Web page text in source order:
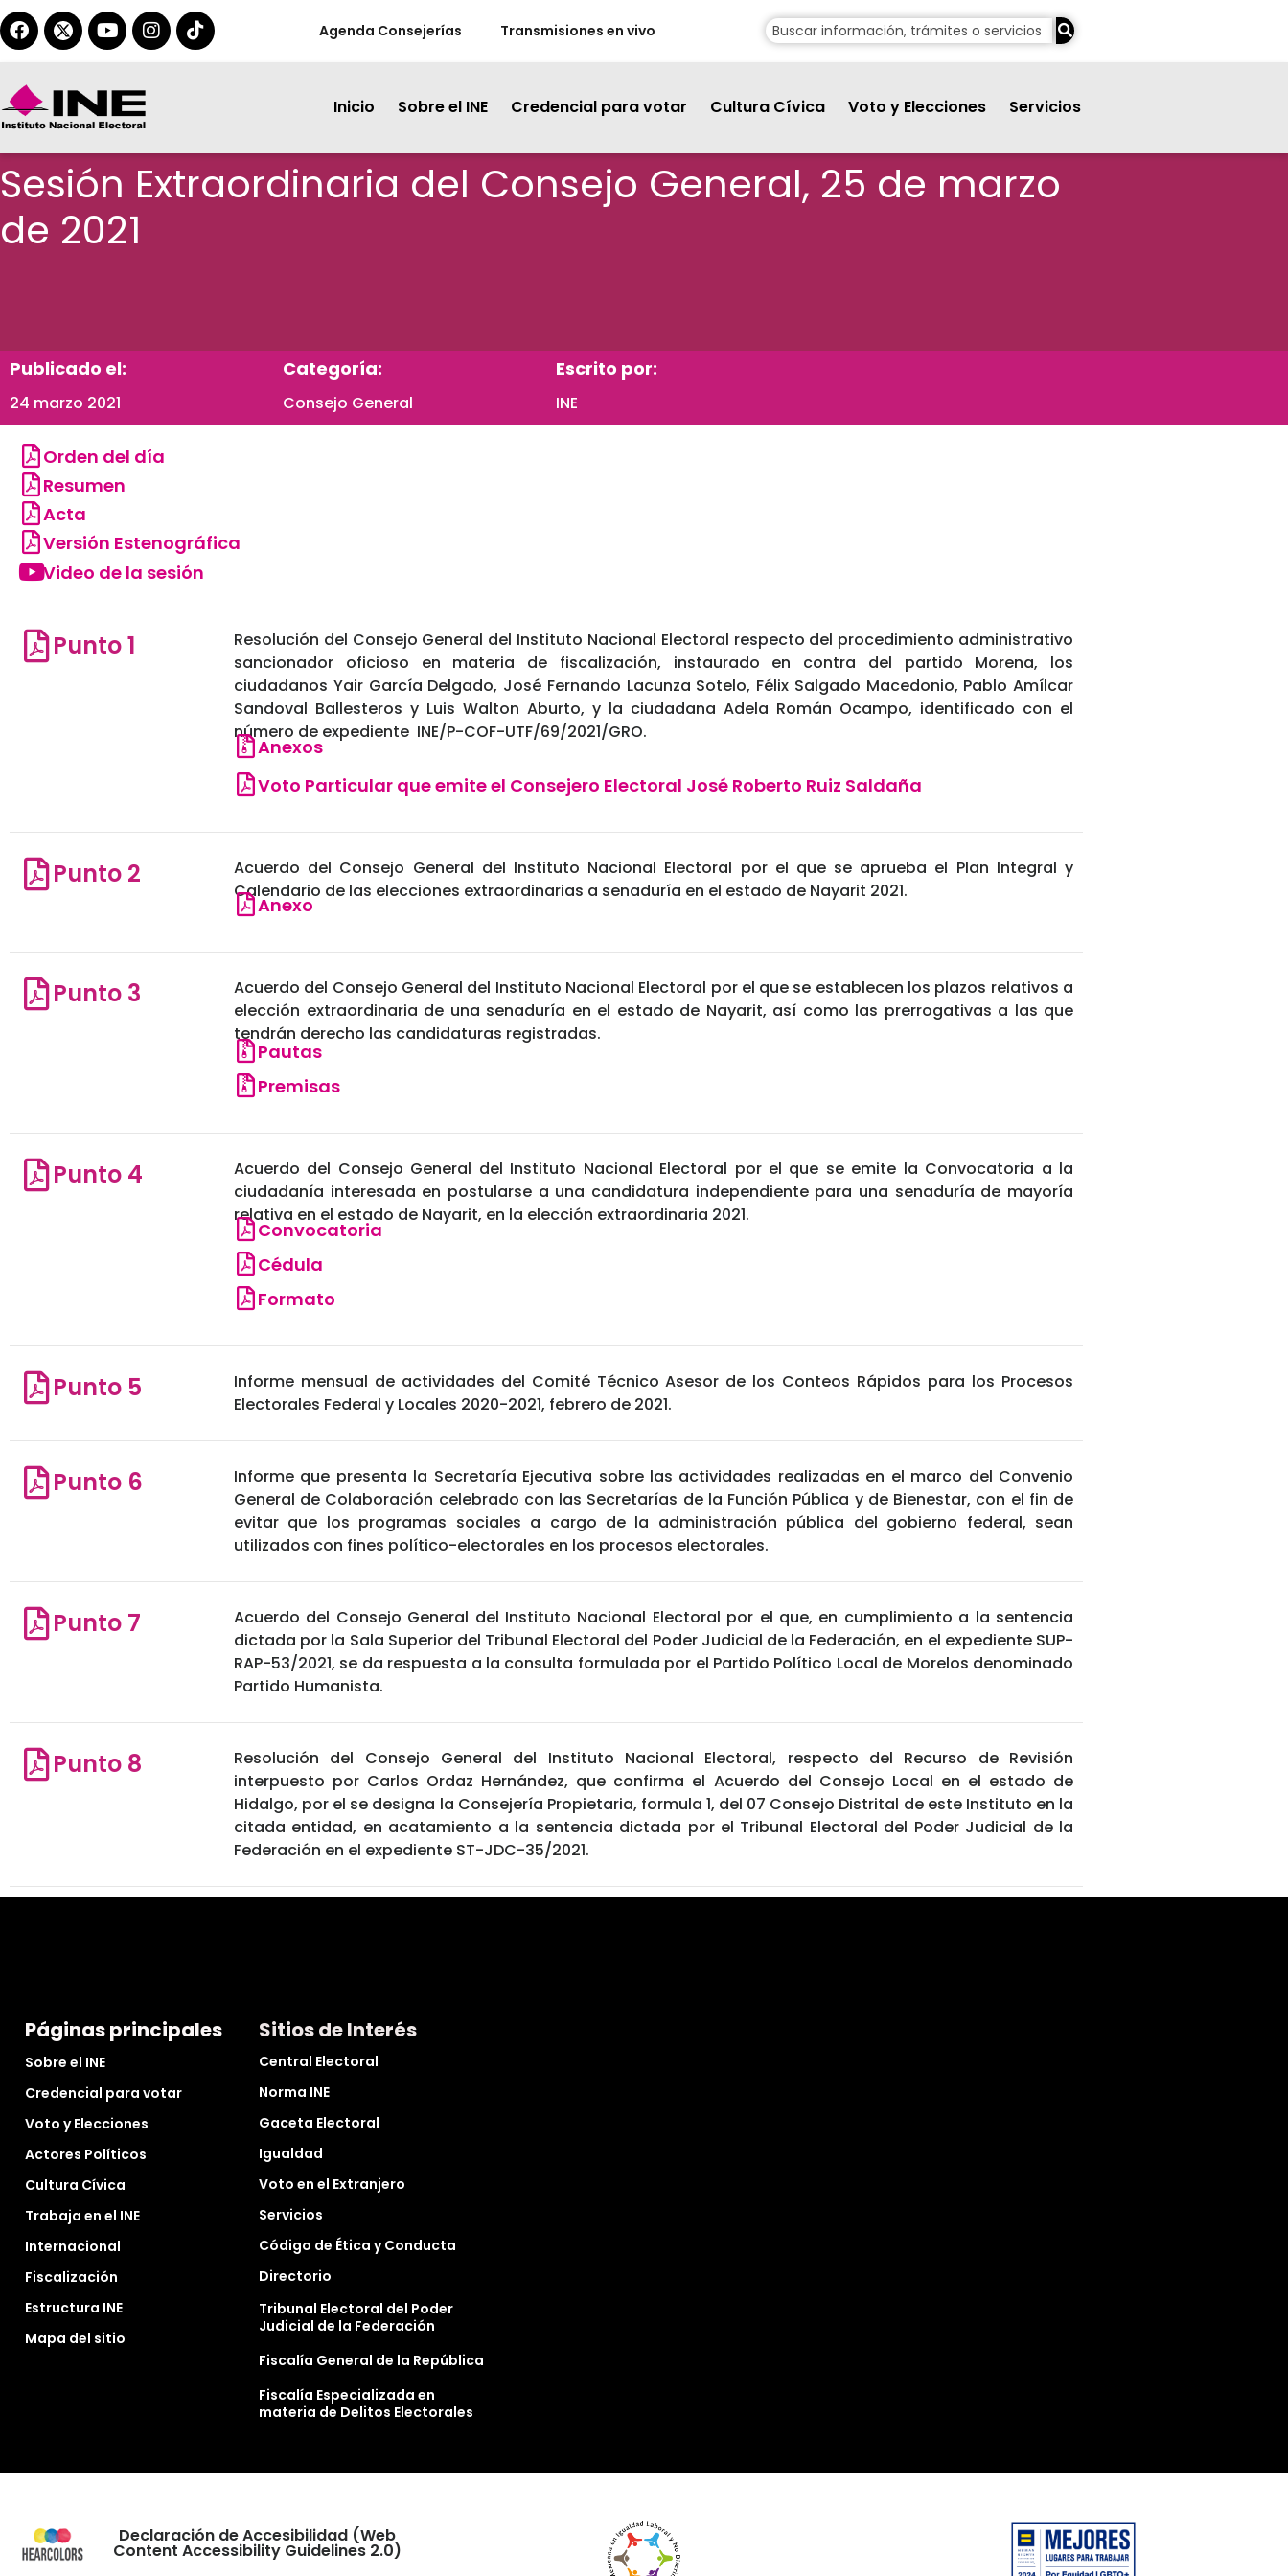
Agenda Consejerías Transmisiones en vivo
Inicio Sobre el INE Credencial para votar Cultura Cívica Voto y Elecciones Servicios
Sesión Extraordinaria del Consejo General, 25 de marzo
de 2021
Publicado el:
24 marzo 2021
Categoría:
Consejo General
Escrito por:
INE
Orden del día
Resumen
Acta
Versión Estenográfica
Video de la sesión
Punto 1
Resolución del Consejo General del Instituto Nacional Electoral respecto del procedimiento administrativo
sancionador oficioso en materia de fiscalización, instaurado en contra del partido Morena, los
ciudadanos Yair García Delgado, José Fernando Lacunza Sotelo, Félix Salgado Macedonio, Pablo Amílcar
Sandoval Ballesteros y Luis Walton Aburto, y la ciudadana Adela Román Ocampo, identificado con el
número de expediente INE/P-COF-UTF/69/2021/GRO.
Anexos
Voto Particular que emite el Consejero Electoral José Roberto Ruiz Saldaña
Punto 2
Acuerdo del Consejo General del Instituto Nacional Electoral por el que se aprueba el Plan Integral y
Calendario de las elecciones extraordinarias a senaduría en el estado de Nayarit 2021.
Anexo
Punto 3
Acuerdo del Consejo General del Instituto Nacional Electoral por el que se establecen los plazos relativos a
elección extraordinaria de una senaduría en el estado de Nayarit, así como las prerrogativas a las que
tendrán derecho las candidaturas registradas.
Pautas
Premisas
Punto 4
Acuerdo del Consejo General del Instituto Nacional Electoral por el que se emite la Convocatoria a la
ciudadanía interesada en postularse a una candidatura independiente para una senaduría de mayoría
relativa en el estado de Nayarit, en la elección extraordinaria 2021.
Convocatoria
Cédula
Formato
Punto 5
Informe mensual de actividades del Comité Técnico Asesor de los Conteos Rápidos para los Procesos
Electorales Federal y Locales 2020-2021, febrero de 2021.
Punto 6
Informe que presenta la Secretaría Ejecutiva sobre las actividades realizadas en el marco del Convenio
General de Colaboración celebrado con las Secretarías de la Función Pública y de Bienestar, con el fin de
evitar que los programas sociales a cargo de la administración pública del gobierno federal, sean
utilizados con fines político-electorales en los procesos electorales.
Punto 7
Acuerdo del Consejo General del Instituto Nacional Electoral por el que, en cumplimiento a la sentencia
dictada por la Sala Superior del Tribunal Electoral del Poder Judicial de la Federación, en el expediente SUP-
RAP-53/2021, se da respuesta a la consulta formulada por el Partido Político Local de Morelos denominado
Partido Humanista.
Punto 8
Resolución del Consejo General del Instituto Nacional Electoral, respecto del Recurso de Revisión
interpuesto por Carlos Ordaz Hernández, que confirma el Acuerdo del Consejo Local en el estado de
Hidalgo, por el se designa la Consejería Propietaria, formula 1, del 07 Consejo Distrital de este Instituto en la
citada entidad, en acatamiento a la sentencia dictada por el Tribunal Electoral del Poder Judicial de la
Federación en el expediente ST-JDC-35/2021.
Páginas principales
Sobre el INE
Credencial para votar
Voto y Elecciones
Actores Políticos
Cultura Cívica
Trabaja en el INE
Internacional
Fiscalización
Estructura INE
Mapa del sitio
Sitios de Interés
Central Electoral
Norma INE
Gaceta Electoral
Igualdad
Voto en el Extranjero
Servicios
Código de Ética y Conducta
Directorio
Tribunal Electoral del Poder
Judicial de la Federación
Fiscalía General de la República
Fiscalía Especializada en
materia de Delitos Electorales
Declaración de Accesibilidad (Web
Content Accessibility Guidelines 2.0)